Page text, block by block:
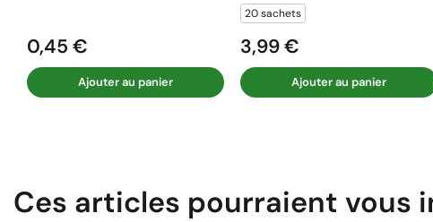
Prix
0,45 €
Ajouter au panier
20 sachets
Prix
3,99 €
Ajouter au panier
Ces articles pourraient vous